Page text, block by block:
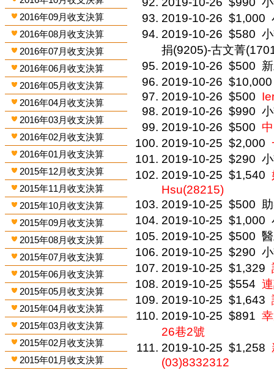
2016年09月收支決算
2016年08月收支決算
2016年07月收支決算
2016年06月收支決算
2016年05月收支決算
2016年04月收支決算
2016年03月收支決算
2016年02月收支決算
2016年01月收支決算
2015年12月收支決算
2015年11月收支決算
2015年10月收支決算
2015年09月收支決算
2015年08月收支決算
2015年07月收支決算
2015年06月收支決算
2015年05月收支決算
2015年04月收支決算
2015年03月收支決算
2015年02月收支決算
2015年01月收支決算
2019-10-26 $1,000
2019-10-26 $580
捐(9205)-古文菁
2019-10-26 $500
2019-10-26 $10,000
2019-10-26 $500
2019-10-26 $990
2019-10-26 $500
2019-10-25 $2,000
2019-10-25 $290
2019-10-25 $1,540
Hsu(28215)
2019-10-25 $500
2019-10-25 $1,000
2019-10-25 $500
2019-10-25 $290
2019-10-25 $1,329
2019-10-25 $554
2019-10-25 $1,643
2019-10-25 $891
26巷2號
2019-10-25 $1,258
(03)8332312